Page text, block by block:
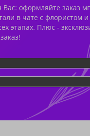
оформляйте заказ
в чате с флористом
этапах. Плюс -